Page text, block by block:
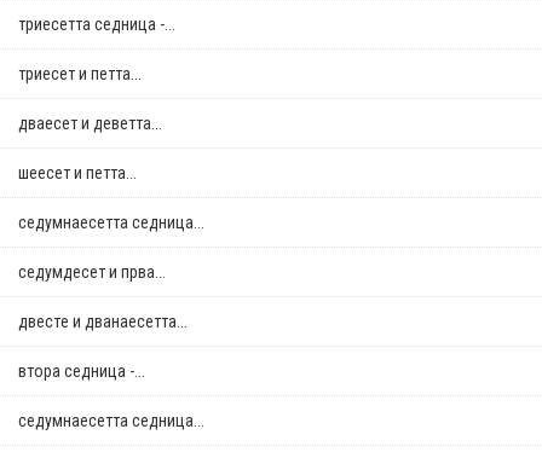
триесетта седница -...
триесет и петта...
дваесет и деветта...
шеесет и петта...
седумнаесетта седница...
седумдесет и прва...
двестe и дванаесетта...
втора седница -...
седумнаесетта седница...